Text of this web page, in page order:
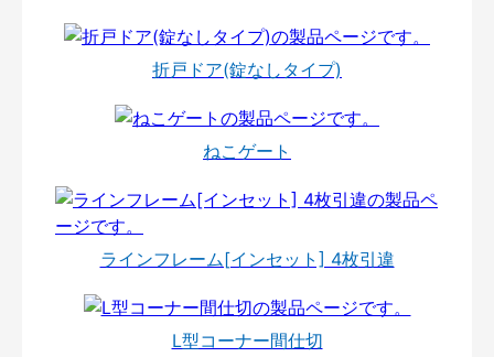
折戸ドア(錠なしタイプ)
ねこゲート
ラインフレーム[インセット] 4枚引違
L型コーナー間仕切